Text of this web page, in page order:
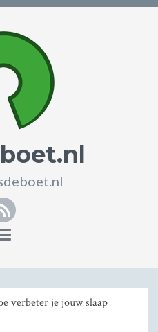
RSS
Toggle
verbeter je jouw slaap